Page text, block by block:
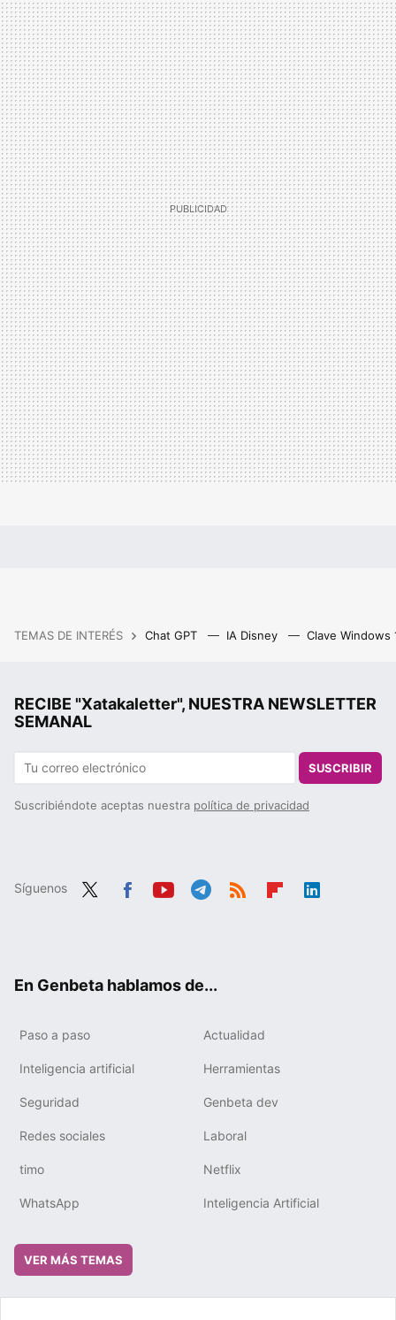
TEMAS DE INTERÉS Chat GPT IA Disney Clave Windows
RECIBE "Xatakaletter", NUESTRA NEWSLETTER
SEMANAL
SUSCRIBIR
Suscribiéndote aceptas nuestra política de privacidad
Síguenos
En Genbeta hablamos de...
Paso a paso Actualidad
Inteligencia artificial Herramientas
Seguridad Genbeta dev
Redes sociales Laboral
timo Netflix
WhatsApp Inteligencia Artificial
VER MÁS TEMAS